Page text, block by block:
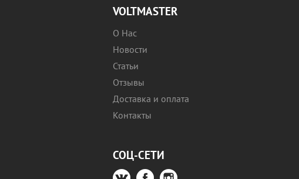
VOLTMASTER
О Нас
Новости
Статьи
Отзывы
Доставка и оплата
Контакты
СОЦ-СЕТИ